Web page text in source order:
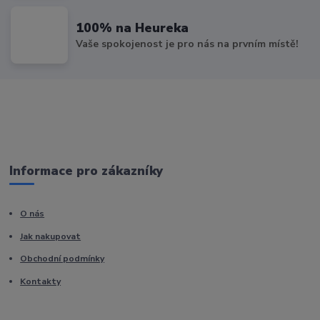
100% na Heureka
Vaše spokojenost je pro nás na prvním místě!
Informace pro zákazníky
O nás
Jak nakupovat
Obchodní podmínky
Kontakty